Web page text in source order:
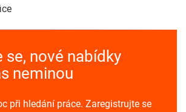
se, nové nabídky
neminou
při hledání práce. Zaregistrujte se